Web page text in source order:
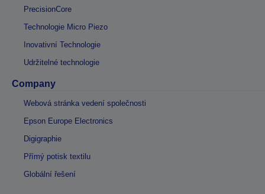
PrecisionCore
Technologie Micro Piezo
Inovativní Technologie
Udržitelné technologie
Company
Webová stránka vedení společnosti
Epson Europe Electronics
Digigraphie
Přímý potisk textilu
Globální řešení